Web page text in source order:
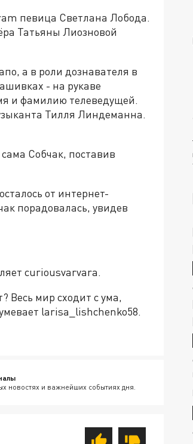
певица Светлана Лобода.
Татьяны Лиозновой
а в роли дознавателя в
- на рукаве
и фамилию телеведущей.
Тилля Линдеманна.
Собчак, поставив
от интернет-
порадовалась, увидев
curiousvarvara.
Весь мир сходит с ума,
larisa_lishchenko58.
новостях и важнейших событиях дня.